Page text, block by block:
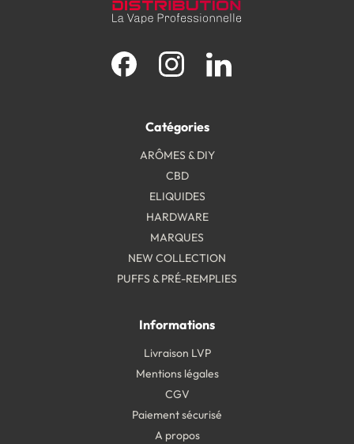
Catégories
ARÔMES & DIY
CBD
ELIQUIDES
HARDWARE
MARQUES
NEW COLLECTION
PUFFS & PRÉ-REMPLIES
Informations
Livraison LVP
Mentions légales
CGV
Paiement sécurisé
A propos
Facebook Instagram